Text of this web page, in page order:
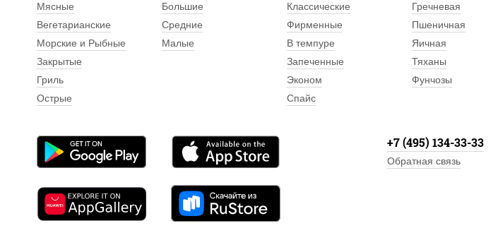
Мясные
Вегетарианские
Морские и Рыбные
Закрытые
Гриль
Острые
Большие
Средние
Малые
Классические
Фирменные
В темпуре
Запеченные
Эконом
Спайс
Гречневая
Пшеничная
Яичная
Тяханы
Фунчозы
+7 (495) 134-33-33
Обратная связь